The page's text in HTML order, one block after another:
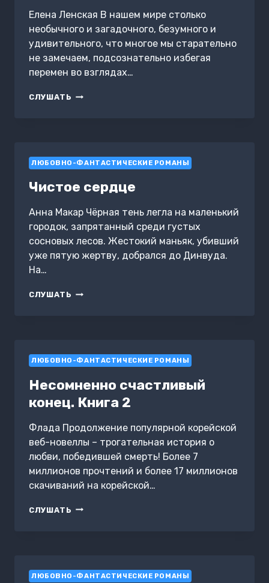
Елена Ленская В нашем мире столько
необычного и загадочного, безумного и
удивительного, что многое мы старательно
не замечаем, подсознательно избегая
перемен во взглядах…
СЛУШАТЬ ЭМПАТ
ЛЮБОВНО-ФАНТАСТИЧЕСКИЕ РОМАНЫ
Чистое сердце
Анна Макар Чёрная тень легла на маленький
городок, запрятанный среди густых
сосновых лесов. Жестокий маньяк, убивший
уже пятую жертву, добрался до Динвуда.
На…
СЛУШАТЬ ЧИСТОЕ
ЛЮБОВНО-ФАНТАСТИЧЕСКИЕ РОМАНЫ
Несомненно счастливый
конец. Книга 2
Флада Продолжение популярной корейской
веб-новеллы – трогательная история о
любви, победившей смерть! Более 7
миллионов прочтений и более 17 миллионов
скачиваний на корейской…
СЛУШАТЬ НЕСОМНЕННО
ЛЮБОВНО-ФАНТАСТИЧЕСКИЕ РОМАНЫ